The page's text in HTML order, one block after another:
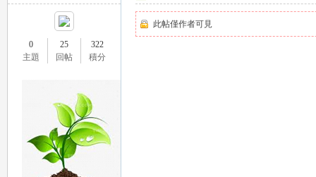
0
主題
25
回帖
322
積分
此帖僅作者可見